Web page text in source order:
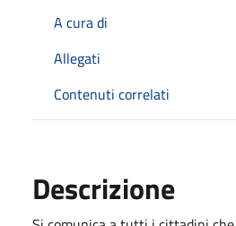
A cura di
Allegati
Contenuti correlati
Descrizione